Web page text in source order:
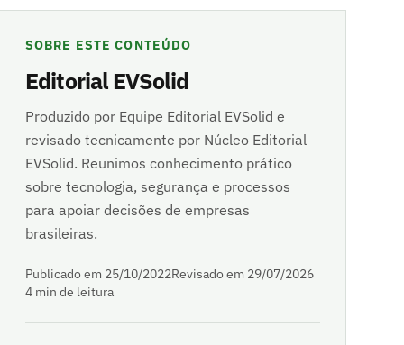
SOBRE ESTE CONTEÚDO
Editorial EVSolid
Produzido por Equipe Editorial EVSolid e
revisado tecnicamente por Núcleo Editorial
EVSolid. Reunimos conhecimento prático
sobre tecnologia, segurança e processos
para apoiar decisões de empresas
brasileiras.
Publicado em 25/10/2022Revisado em 29/07/2026
4 min de leitura